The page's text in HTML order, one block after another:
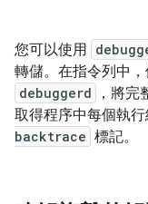
您可以使用
轉儲。在指令列中
debuggerd ，將
取得程序中每個執
backtrace 標記。